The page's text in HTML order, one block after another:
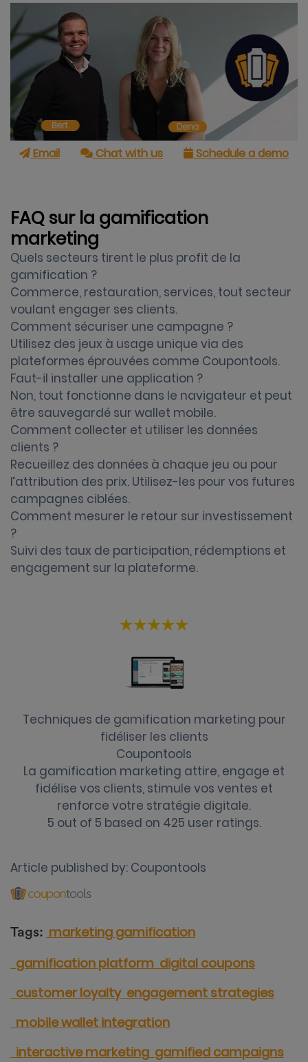
Email Chat with us Schedule a demo
FAQ sur la gamification
marketing
Quels secteurs tirent le plus profit de la
gamification ?
Commerce, restauration, services, tout secteur
voulant engager ses clients.
Comment sécuriser une campagne ?
Utilisez des jeux à usage unique via des
plateformes éprouvées comme Coupontools.
Faut-il installer une application ?
Non, tout fonctionne dans le navigateur et peut
être sauvegardé sur wallet mobile.
Comment collecter et utiliser les données
clients ?
Recueillez des données à chaque jeu ou pour
l’attribution des prix. Utilisez-les pour vos futures
campagnes ciblées.
Comment mesurer le retour sur investissement
?
Suivi des taux de participation, rédemptions et
engagement sur la plateforme.
Techniques de gamification marketing pour
fidéliser les clients
Coupontools
La gamification marketing attire, engage et
fidélise vos clients, stimule vos ventes et
renforce votre stratégie digitale.
5 out of 5 based on 425 user ratings.
Article published by: Coupontools
Tags: marketing gamification
gamification platform digital coupons
customer loyaltyengagement strategies
mobile wallet integration
interactive marketing gamified campaigns